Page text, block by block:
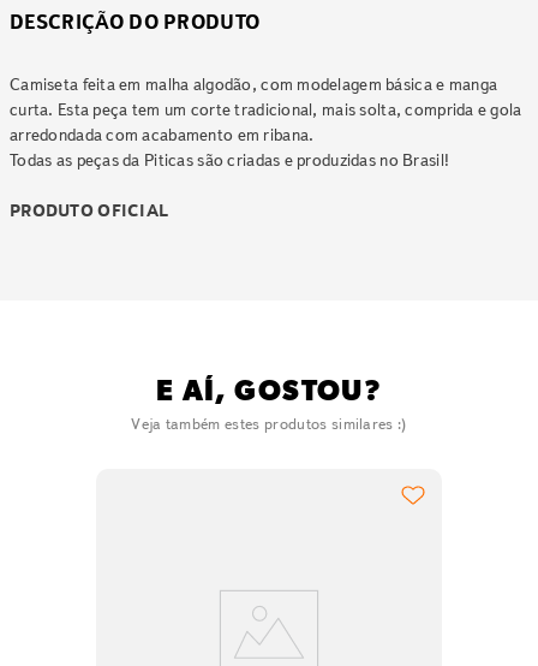
DESCRIÇÃO DO PRODUTO
Camiseta feita em malha algodão, com modelagem básica e manga
curta. Esta peça tem um corte tradicional, mais solta, comprida e gola
arredondada com acabamento em ribana.
Todas as peças da Piticas são criadas e produzidas no Brasil!
PRODUTO OFICIAL
E AÍ, GOSTOU?
Veja também estes produtos similares :)